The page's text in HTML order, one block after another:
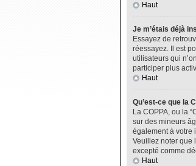
Haut
Je m’étais déjà
Essayez de
réessayez. Il est
utilisateurs qui
participer plus
Haut
Qu’est-ce que la
La COPPA, ou la
sur des mineurs
également à votre
Veuillez noter que
excepté comme
Haut